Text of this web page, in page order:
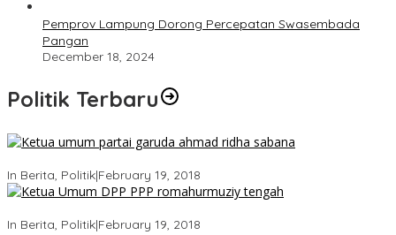
Pemprov Lampung Dorong Percepatan Swasembada
Pangan
December 18, 2024
Politik Terbaru
In Berita, Politik|February 19, 2018
In Berita, Politik|February 19, 2018